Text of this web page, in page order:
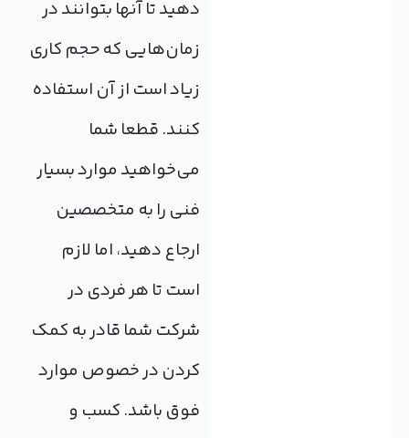
دهید تا آنها بتوانند در
زمان‌هایی که حجم کاری
زیاد است از آن استفاده
کنند. قطعا شما
می‌خواهید موارد بسیار
فنی را به متخصصین
ارجاع دهید، اما لازم
است تا هر فردی در
شرکت شما قادر به کمک
کردن در خصوص موارد
فوق باشد. کسب و